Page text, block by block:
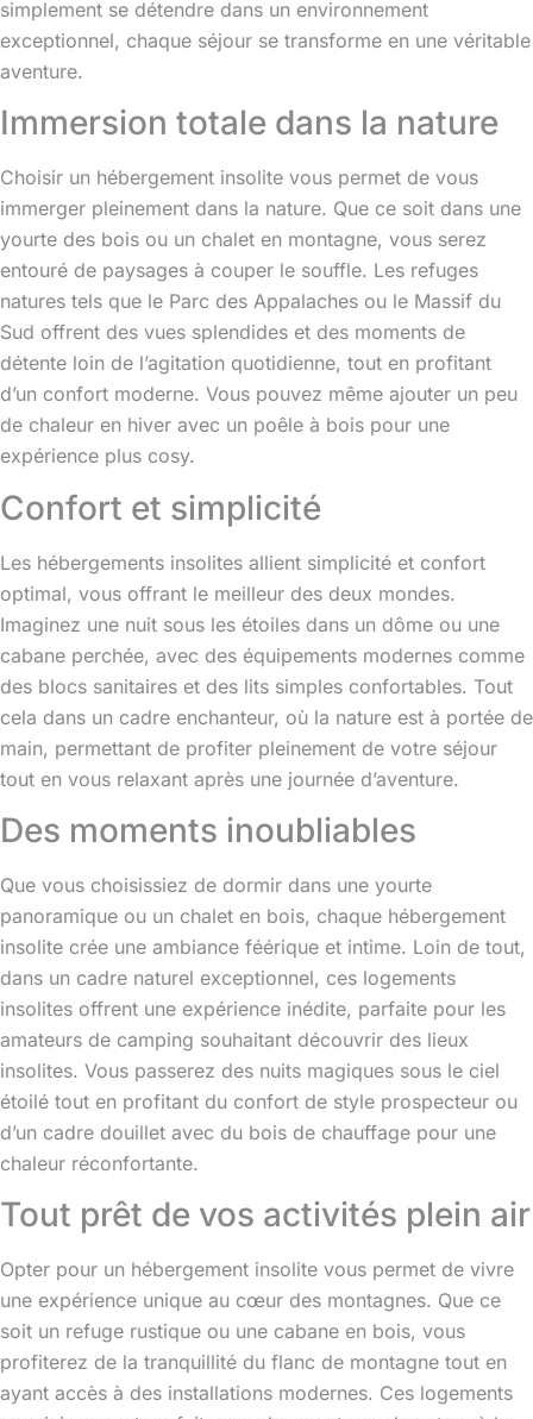
simplement se détendre dans un environnement
exceptionnel, chaque séjour se transforme en une véritable
aventure.
Immersion totale dans la nature
Choisir un hébergement insolite vous permet de vous
immerger pleinement dans la nature. Que ce soit dans une
yourte des bois ou un chalet en montagne, vous serez
entouré de paysages à couper le souffle. Les refuges
natures tels que le Parc des Appalaches ou le Massif du
Sud offrent des vues splendides et des moments de
détente loin de l’agitation quotidienne, tout en profitant
d’un confort moderne. Vous pouvez même ajouter un peu
de chaleur en hiver avec un poêle à bois pour une
expérience plus cosy.
Confort et simplicité
Les hébergements insolites allient simplicité et confort
optimal, vous offrant le meilleur des deux mondes.
Imaginez une nuit sous les étoiles dans un dôme ou une
cabane perchée, avec des équipements modernes comme
des blocs sanitaires et des lits simples confortables. Tout
cela dans un cadre enchanteur, où la nature est à portée de
main, permettant de profiter pleinement de votre séjour
tout en vous relaxant après une journée d’aventure.
Des moments inoubliables
Que vous choisissiez de dormir dans une yourte
panoramique ou un chalet en bois, chaque hébergement
insolite crée une ambiance féérique et intime. Loin de tout,
dans un cadre naturel exceptionnel, ces logements
insolites offrent une expérience inédite, parfaite pour les
amateurs de camping souhaitant découvrir des lieux
insolites. Vous passerez des nuits magiques sous le ciel
étoilé tout en profitant du confort de style prospecteur ou
d’un cadre douillet avec du bois de chauffage pour une
chaleur réconfortante.
Tout prêt de vos activités plein air
Opter pour un hébergement insolite vous permet de vivre
une expérience unique au cœur des montagnes. Que ce
soit un refuge rustique ou une cabane en bois, vous
profiterez de la tranquillité du flanc de montagne tout en
ayant accès à des installations modernes. Ces logements